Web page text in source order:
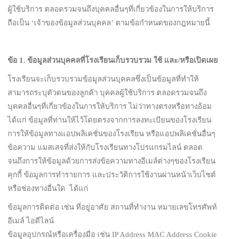
ผู้ใช้บริการ ตลอดรวมจนถึงบุคคลอื่นๆที่เกี่ยวข้องในการให้บริการ
ถือเป็น ‘เจ้าของข้อมูลส่วนบุคคล’ ตามข้อกำหนดของกฎหมายนี้
ข้อ 1 . ข้อมูลส่วนบุคคลที่โรงเรียนเก็บรวบรวม ใช้ และ/หรือเปิดเผย
โรงเรียนจะเก็บรวบรวมข้อมูลส่วนบุคคลซึ่งเป็นข้อมูลที่ทำให้
สามารถระบุตัวตนของลูกค้า บุคคลผู้ใช้บริการ ตลอดรวมจนถึง
บุคคลอื่นๆที่เกี่ยวข้องในการให้บริการ ไม่ว่าทางตรงหรือทางอ้อม
ได้แก่ ข้อมูลที่ท่านให้ไว้โดยตรงจากการลงทะเบียนของโรงเรียน
การให้ข้อมูลทางแอปพลิเคชั่นของโรงเรียน หรือแอปพลิเคชั่นอื่นๆ
ข้อความ แมสเสจที่ส่งให้กับโรงเรียนทางโปรแกรมไลน์ ตลอด
จนถึงการให้ข้อมูลด้วยการส่งข้อความทางอีเมล์ต่างๆของโรงเรียน
คุกกี้ ข้อมูลการทำรายการ และประวัติการใช้งานผ่านหน้าเว็บไซต์
หรือช่องทางอื่นใด ได้แก่
ข้อมูลการติดต่อ เช่น ที่อยู่อาศัย สถานที่ทำงาน หมายเลขโทรศัพท์
อีเมล์ ไอดีไลน์
ข้อมูลอุปกรณ์หรือเครื่องมือ เช่น IP Address MAC Address Cookie